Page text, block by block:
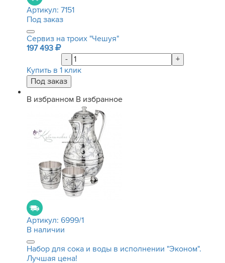
Артикул: 7151
Под заказ
Сервиз на троих "Чешуя"
197 493
-
+
Купить в 1 клик
В избранном В избранное
Артикул: 6999/1
В наличии
Набор для сока и воды в исполнении "Эконом".
Лучшая цена!